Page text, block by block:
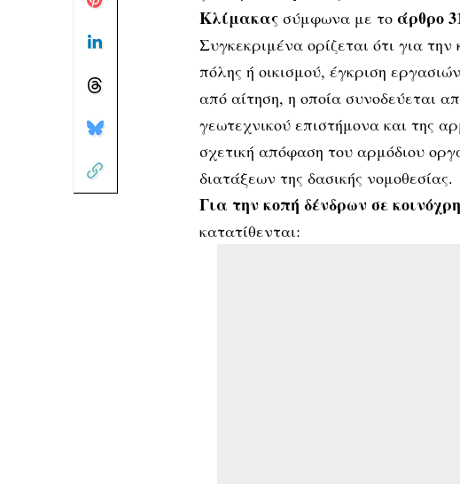
Κλίμακαςσύμφωνα με το άρθρο
Συγκεκριμένα ορίζεται ότι για
πόλης ή οικισμού, έγκριση
από αίτηση, η οποία συνοδεύεται
γεωτεχνικού επιστήμονα και της
σχετική απόφαση του αρμόδιου
διατάξεων της δασικής νομοθεσίας.
Για την κοπή δένδρων σε
κατατίθενται: